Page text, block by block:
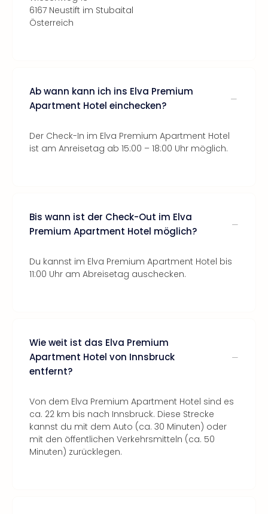
6167 Neustift im Stubaital
Österreich
Ab wann kann ich ins Elva Premium
Apartment Hotel einchecken?
Der Check-In im Elva Premium Apartment Hotel
ist am Anreisetag ab 15:00 – 18:00 Uhr möglich.
Bis wann ist der Check-Out im Elva
Premium Apartment Hotel möglich?
Du kannst im Elva Premium Apartment Hotel bis
11:00 Uhr am Abreisetag auschecken.
Wie weit ist das Elva Premium
Apartment Hotel von Innsbruck
entfernt?
Von dem Elva Premium Apartment Hotel sind es
ca. 22 km bis nach Innsbruck. Diese Strecke
kannst du mit dem Auto (ca. 30 Minuten) oder
mit den öffentlichen Verkehrsmitteln (ca. 50
Minuten) zurücklegen.